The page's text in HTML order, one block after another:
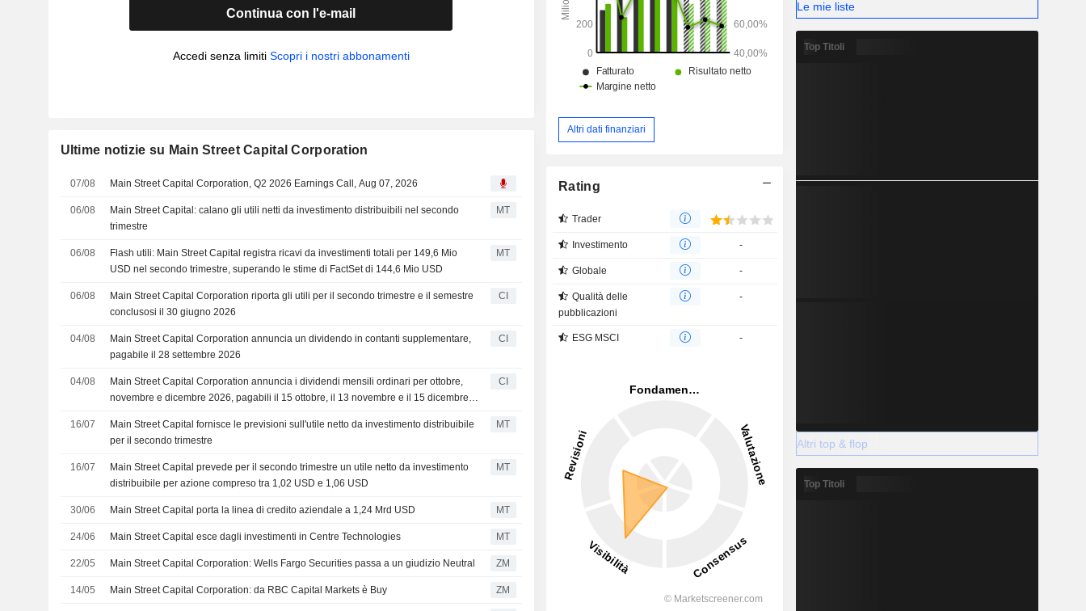
Continua con l'e-mail
Accedi senza limiti Scopri i nostri abbonamenti
Ultime notizie su Main Street Capital Corporation
07/08 Main Street Capital Corporation, Q2 2026 Earnings Call, Aug 07, 2026
06/08
Main Street Capital: calano gli utili netti da investimento distribuibili nel secondo
trimestre
MT
06/08
Flash utili: Main Street Capital registra ricavi da investimenti totali per 149,6 Mio
USD nel secondo trimestre, superando le stime di FactSet di 144,6 Mio USD
MT
06/08
Main Street Capital Corporation riporta gli utili per il secondo trimestre e il semestre
conclusosi il 30 giugno 2026
CI
04/08
Main Street Capital Corporation annuncia un dividendo in contanti supplementare,
pagabile il 28 settembre 2026
CI
04/08
Main Street Capital Corporation annuncia i dividendi mensili ordinari per ottobre,
novembre e dicembre 2026, pagabili il 15 ottobre, il 13 novembre e il 15 dicembre
CI
16/07
Main Street Capital fornisce le previsioni sull'utile netto da investimento distribuibile
per il secondo trimestre
MT
16/07
Main Street Capital prevede per il secondo trimestre un utile netto da investimento
distribuibile per azione compreso tra 1,02 USD e 1,06 USD
MT
30/06 Main Street Capital porta la linea di credito aziendale a 1,24 Mrd USD MT
24/06 Main Street Capital esce dagli investimenti in Centre Technologies MT
22/05 Main Street Capital Corporation: Wells Fargo Securities passa a un giudizio Neutral ZM
14/05 Main Street Capital Corporation: da RBC Capital Markets è Buy ZM
Altri dati finanziari
Rating
Trader
Investimento -
Globale -
Qualità delle
pubblicazioni
-
ESG MSCI -
Le mie liste
Top Titoli
Altri top & flop
Top Titoli